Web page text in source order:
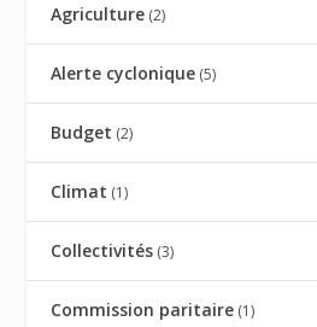
Agriculture (2)
Alerte cyclonique (5)
Budget (2)
Climat (1)
Collectivités (3)
Commission paritaire (1)